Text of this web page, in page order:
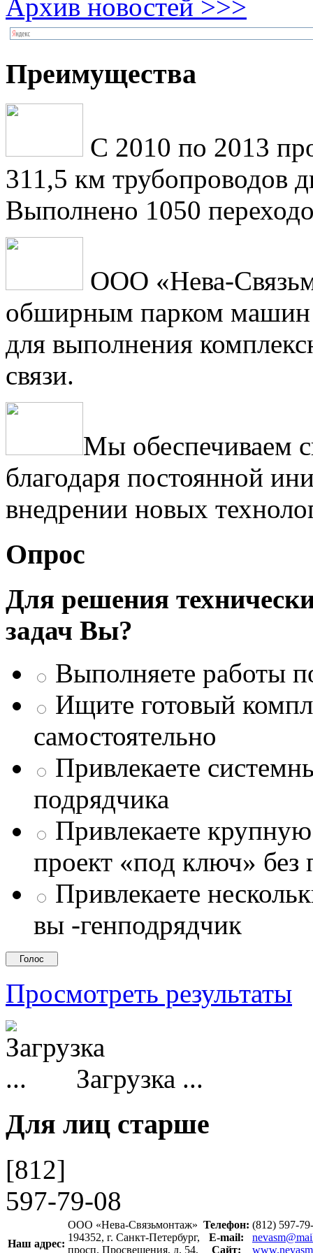
Архив новостей >>>
Преимущества
С 2010 по 2013
311,5 км трубопроводов
Выполнено 1050
ООО «Нева-
обширным парком машин
для выполнения
связи.
Мы обеспечиваем
благодаря постоянной
внедрении новых
Опрос
Для решения
задач Вы?
Выполняете работы
Ищите готовый
самостоятельно
Привлекаете
подрядчика
Привлекаете
проект «под ключ» без
Привлекаете
вы -генподрядчик
Просмотреть результаты
Загрузка ...
Для лиц старше
[812]
597-79-08
Наш адрес:
ООО «Нева-Связьмонтаж»
194352, г. Санкт-Петербург,
просп. Просвещения, д. 54,
Телефон:
E-mail:
Сайт:
(812) 597-